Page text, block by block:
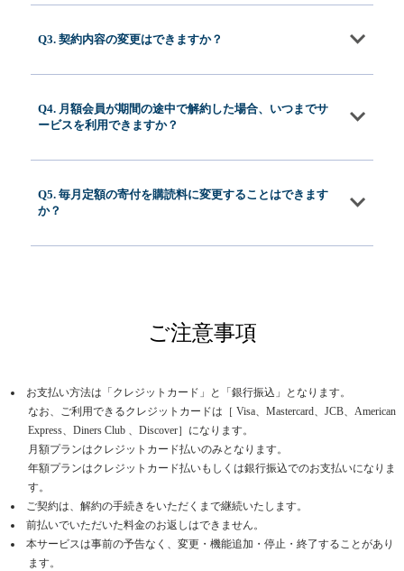
Q3. 契約内容の変更はできますか？
Q4. 月額会員が期間の途中で解約した場合、いつまでサ
ービスを利用できますか？
Q5. 毎月定額の寄付を購読料に変更することはできます
か？
ご注意事項
お支払い方法は「クレジットカード」と「銀行振込」となります。
なお、ご利用できるクレジットカードは［ Visa、Mastercard、JCB、American
Express、Diners Club 、Discover］になります。
月額プランはクレジットカード払いのみとなります。
年額プランはクレジットカード払いもしくは銀行振込でのお支払いになりま
す。
ご契約は、解約の手続きをいただくまで継続いたします。
前払いでいただいた料金のお返しはできません。
本サービスは事前の予告なく、変更・機能追加・停止・終了することがあり
ます。